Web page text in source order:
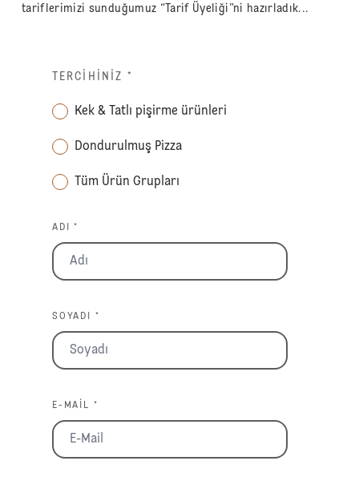
tariflerimizi sunduğumuz “Tarif Üyeliği”ni hazırladık...
TERCIHINIZ *
Kek & Tatlı pişirme ürünleri
Dondurulmuş Pizza
Tüm Ürün Grupları
ADI *
SOYADI *
E-MAIL *